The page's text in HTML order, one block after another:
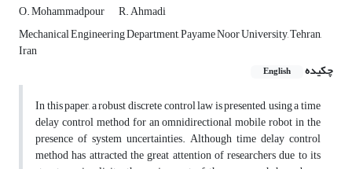
O. Mohammadpour
R. Ahmadi
Mechanical Engineering Department, Payame Noor University, Tehran,
Iran
چکیده
English
In this paper, a robust discrete control law is presented, using a time
delay control method for an omnidirectional mobile robot in the
presence of system uncertainties. Although time delay control
method has attracted the great attention of researchers due to its